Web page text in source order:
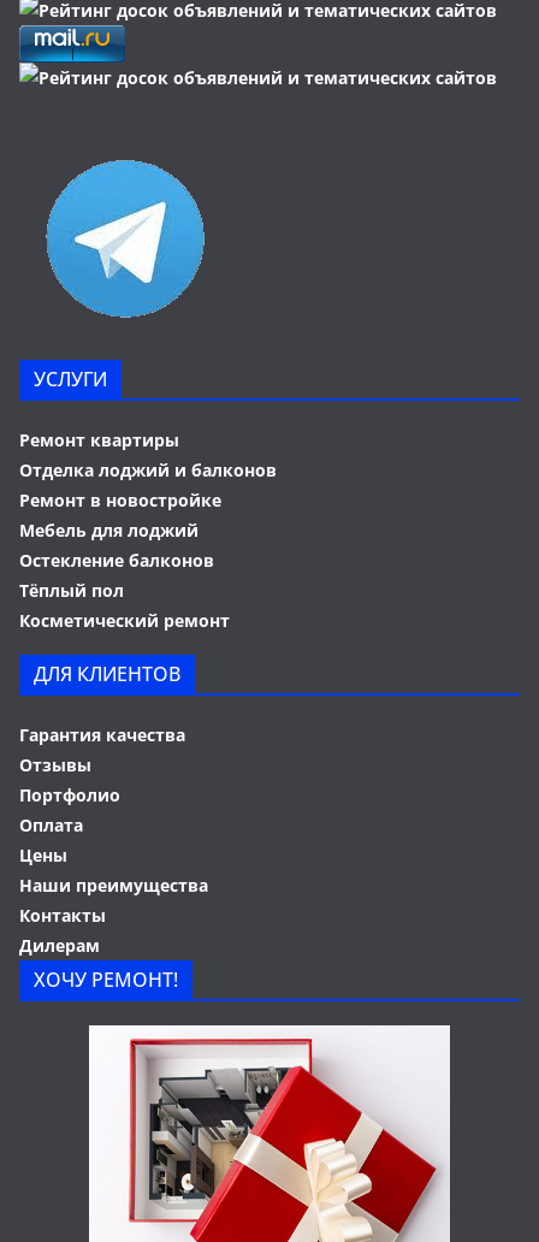
УСЛУГИ
Ремонт квартиры
Отделка лоджий и балконов
Ремонт в новостройке
Мебель для лоджий
Остекление балконов
Тёплый пол
Косметический ремонт
ДЛЯ КЛИЕНТОВ
Гарантия качества
Отзывы
Портфолио
Оплата
Цены
Наши преимущества
Контакты
Дилерам
ХОЧУ РЕМОНТ!